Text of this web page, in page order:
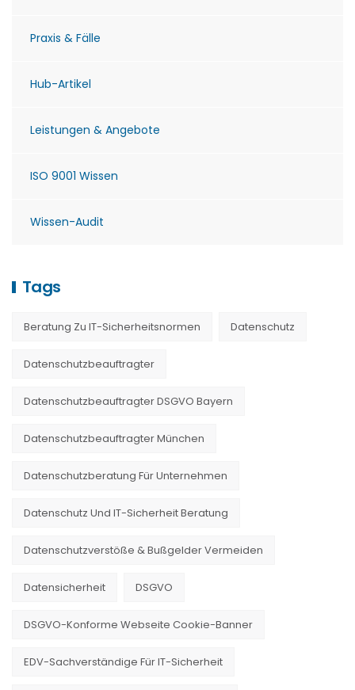
Praxis & Fälle
Hub-Artikel
Leistungen & Angebote
ISO 9001 Wissen
Wissen-Audit
Tags
Beratung Zu IT-Sicherheitsnormen Datenschutz
Datenschutzbeauftragter
Datenschutzbeauftragter DSGVO Bayern
Datenschutzbeauftragter München
Datenschutzberatung Für Unternehmen
Datenschutz Und IT-Sicherheit Beratung
Datenschutzverstöße & Bußgelder Vermeiden
Datensicherheit DSGVO
DSGVO-Konforme Webseite Cookie-Banner
EDV-Sachverständige Für IT-Sicherheit